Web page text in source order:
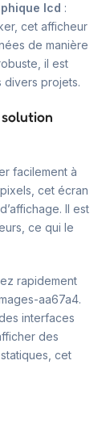
lcd :
cet afficheur
de manière
il est
divers projets.
facilement à
cet écran
Il est
ce qui le
rapidement
aa67a4.
interfaces
des
cet